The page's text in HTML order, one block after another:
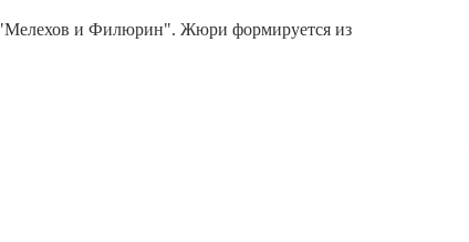
и Филюрин". Жюри формируется из